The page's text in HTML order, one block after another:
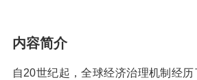
内容简介
自20世纪起，全球经济治理机制经